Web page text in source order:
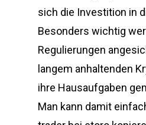
sich die Investition in
Besonders wichtig
Regulierungen
langem anhaltenden
ihre Hausaufgaben
Man kann damit